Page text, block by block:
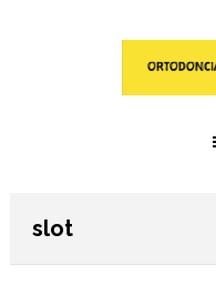
slot